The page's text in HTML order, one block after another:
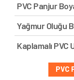
PVC Panjur
Yağmur Oluğu
Kaplamalı PVC
PVC